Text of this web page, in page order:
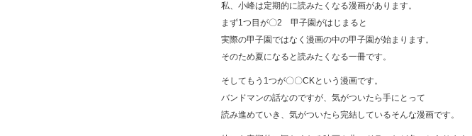
私、小峰は定期的に読みたくなる漫画があります。
まず1つ目が〇2 甲子園がはじまると
実際の甲子園ではなく漫画の中の甲子園が始まります。
そのため夏になると読みたくなる一冊です。
そしてもう1つが〇〇CKという漫画です。
バンドマンの話なのですが、気がついたら手にとって
読み進めていき、気がついたら完結しているそんな漫画です。